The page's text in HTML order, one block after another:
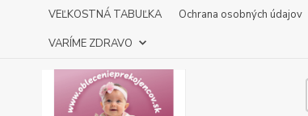
VEĽKOSTNÁ TABUĽKA Ochrana osobných údajov
VARÍME ZDRAVO